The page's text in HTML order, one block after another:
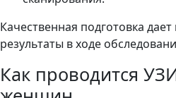
Качественная подготовка
результаты в ходе
Как проводится